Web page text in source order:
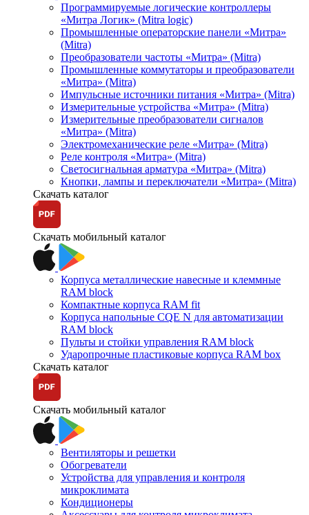
Программируемые логические контроллеры
«Митра Логик» (Mitra logic)
Промышленные операторские панели «Митра»
(Mitra)
Преобразователи частоты «Митра» (Mitra)
Промышленные коммутаторы и преобразователи
«Митра» (Mitra)
Импульсные источники питания «Митра» (Mitra)
Измерительные устройства «Митра» (Mitra)
Измерительные преобразователи сигналов
«Митра» (Mitra)
Электромеханические реле «Митра» (Mitra)
Реле контроля «Митра» (Mitra)
Светосигнальная арматура «Митра» (Mitra)
Кнопки, лампы и переключатели «Митра» (Mitra)
Скачать каталог
Скачать мобильный каталог
Корпуса металлические навесные и клеммные
RAM block
Компактные корпуса RAM fit
Корпуса напольные CQE N для автоматизации
RAM block
Пульты и стойки управления RAM block
Ударопрочные пластиковые корпуса RAM box
Скачать каталог
Скачать мобильный каталог
Вентиляторы и решетки
Обогреватели
Устройства для управления и контроля
микроклимата
Кондиционеры